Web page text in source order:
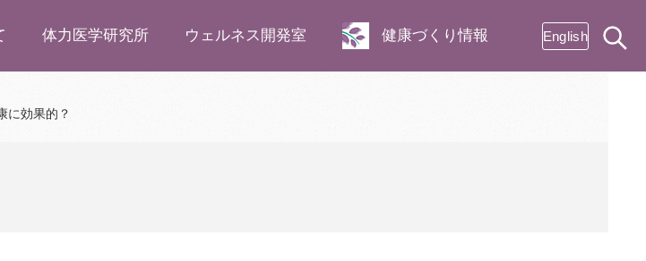
体力医学研究所 ウェルネス開発室 健康づくり情報 English
に効果的？